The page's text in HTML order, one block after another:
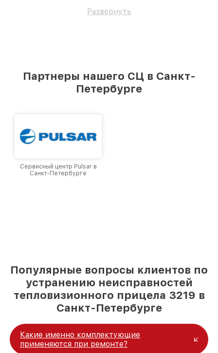
Развернуть
Партнеры нашего СЦ в Санкт-
Петербурге
Сервисный центр Pulsar в
Санкт-Петербурге
Популярные вопросы клиентов по
устранению неисправностей
тепловизионного прицела 3219 в
Санкт-Петербурге
Какие именно комплектующие
применяются при ремонте?